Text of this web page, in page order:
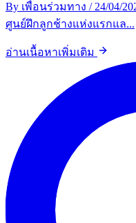
By เพื่อนร่วมทาง / 24/04/
ศูนย์ฝึกลูกช้างแห่งแรกแล...
อ่านเนื้อหาเพิ่มเติม